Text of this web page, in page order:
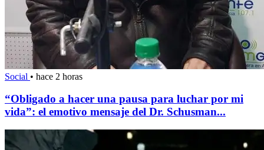
Social • hace 2 horas
“Obligado a hacer una pausa para luchar por mi
vida”: el emotivo mensaje del Dr. Schusman...